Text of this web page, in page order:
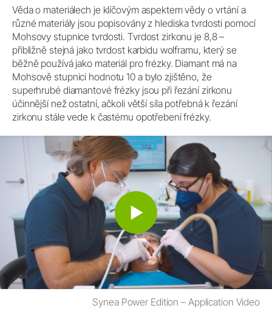
Věda o materiálech je klíčovým aspektem vědy o vrtání a
různé materiály jsou popisovány z hlediska tvrdosti pomocí
Mohsovy stupnice tvrdosti. Tvrdost zirkonu je 8,8 –
přibližně stejná jako tvrdost karbidu wolframu, který se
běžně používá jako materiál pro frézky. Diamant má na
Mohsově stupnici hodnotu 10 a bylo zjištěno, že
superhrubé diamantové frézky jsou při řezání zirkonu
účinnější než ostatní, ačkoli větší síla potřebná k řezání
zirkonu stále vede k častému opotřebení frézky.
Synea Power Edition – Application Video